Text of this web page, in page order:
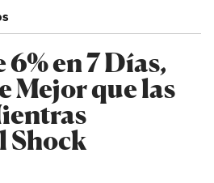
en 7 Días,
Mejor que las
Shock